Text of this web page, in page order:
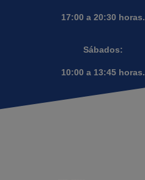
17:00 a 20:30 horas.
Sábados:
10:00 a 13:45 horas.